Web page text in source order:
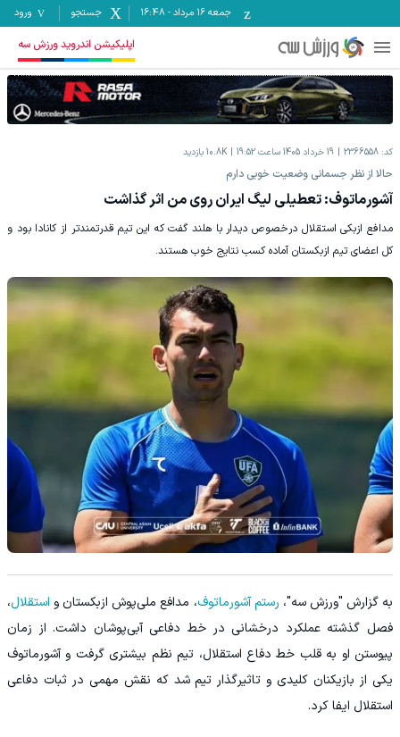
جمعه ۱۶ مرداد -
16:48 جستجو ورود
اپلیکیشن اندروید ورزش سه
کد: 2366558 19 خرداد 1405 ساعت 19:52 10.8K بازدید
حالا از نظر جسمانی وضعیت خوبی دارم
آشورماتوف: تعطیلی لیگ ایران روی من اثر گذاشت
مدافع ازبکی استقلال درخصوص دیدار با هلند گفت که این تیم قدرتمندتر از کانادا بود و
کل اعضای تیم ازبکستان آماده کسب نتایج خوب هستند.
به گزارش "ورزش سه"، رستم آشورماتوف، مدافع ملی‌پوش ازبکستان و استقلال،
فصل گذشته عملکرد درخشانی در خط دفاعی آبی‌پوشان داشت. از زمان
پیوستن او به قلب خط دفاع استقلال، تیم نظم بیشتری گرفت و آشورماتوف
یکی از بازیکنان کلیدی و تاثیرگذار تیم شد که نقش مهمی در ثبات دفاعی
استقلال ایفا کرد.